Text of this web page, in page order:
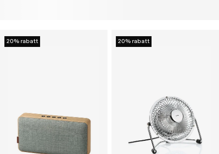
20% rabatt 20% rabatt